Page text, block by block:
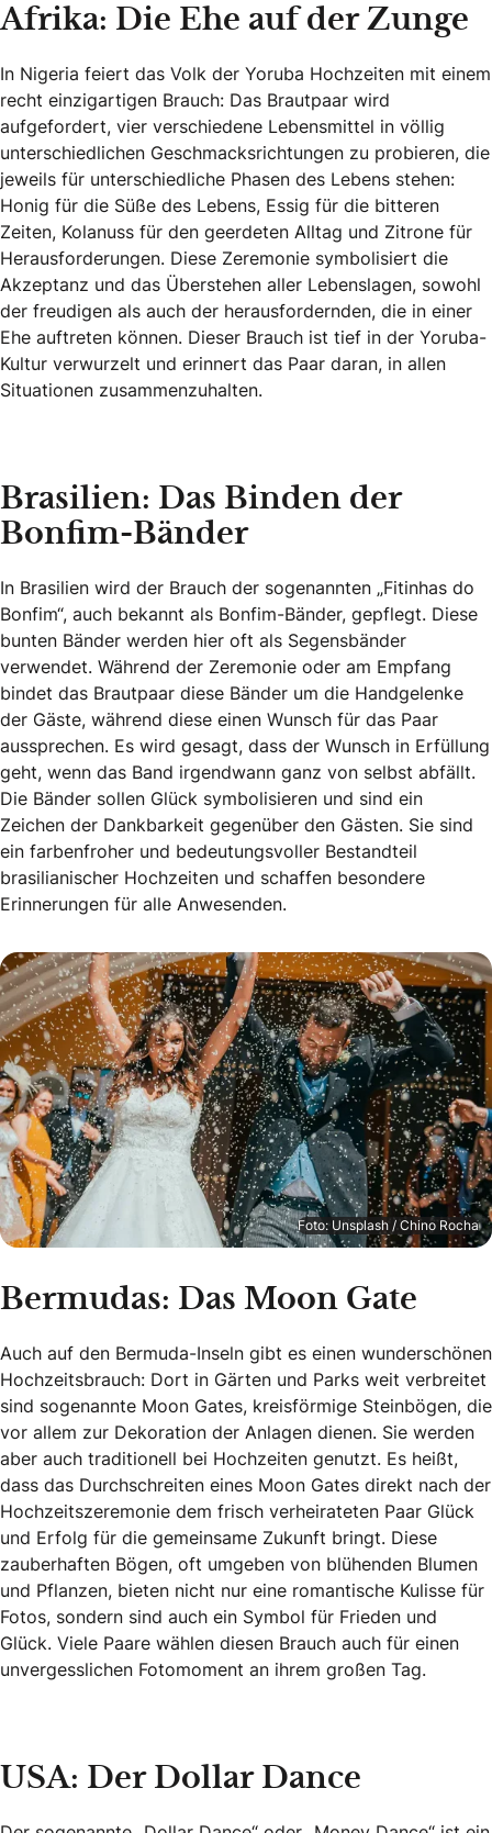
Afrika: Die Ehe auf der Zunge
In Nigeria feiert das Volk der Yoruba Hochzeiten mit einem
recht einzigartigen Brauch: Das Brautpaar wird
aufgefordert, vier verschiedene Lebensmittel in völlig
unterschiedlichen Geschmacksrichtungen zu probieren, die
jeweils für unterschiedliche Phasen des Lebens stehen:
Honig für die Süße des Lebens, Essig für die bitteren
Zeiten, Kolanuss für den geerdeten Alltag und Zitrone für
Herausforderungen. Diese Zeremonie symbolisiert die
Akzeptanz und das Überstehen aller Lebenslagen, sowohl
der freudigen als auch der herausfordernden, die in einer
Ehe auftreten können. Dieser Brauch ist tief in der Yoruba-
Kultur verwurzelt und erinnert das Paar daran, in allen
Situationen zusammenzuhalten.
Brasilien: Das Binden der
Bonfim-Bänder
In Brasilien wird der Brauch der sogenannten „Fitinhas do
Bonfim“, auch bekannt als Bonfim-Bänder, gepflegt. Diese
bunten Bänder werden hier oft als Segensbänder
verwendet. Während der Zeremonie oder am Empfang
bindet das Brautpaar diese Bänder um die Handgelenke
der Gäste, während diese einen Wunsch für das Paar
aussprechen. Es wird gesagt, dass der Wunsch in Erfüllung
geht, wenn das Band irgendwann ganz von selbst abfällt.
Die Bänder sollen Glück symbolisieren und sind ein
Zeichen der Dankbarkeit gegenüber den Gästen. Sie sind
ein farbenfroher und bedeutungsvoller Bestandteil
brasilianischer Hochzeiten und schaffen besondere
Erinnerungen für alle Anwesenden.
Foto: Unsplash / Chino Rocha
Bermudas: Das Moon Gate
Auch auf den Bermuda-Inseln gibt es einen wunderschönen
Hochzeitsbrauch: Dort in Gärten und Parks weit verbreitet
sind sogenannte Moon Gates, kreisförmige Steinbögen, die
vor allem zur Dekoration der Anlagen dienen. Sie werden
aber auch traditionell bei Hochzeiten genutzt. Es heißt,
dass das Durchschreiten eines Moon Gates direkt nach der
Hochzeitszeremonie dem frisch verheirateten Paar Glück
und Erfolg für die gemeinsame Zukunft bringt. Diese
zauberhaften Bögen, oft umgeben von blühenden Blumen
und Pflanzen, bieten nicht nur eine romantische Kulisse für
Fotos, sondern sind auch ein Symbol für Frieden und
Glück. Viele Paare wählen diesen Brauch auch für einen
unvergesslichen Fotomoment an ihrem großen Tag.
USA: Der Dollar Dance